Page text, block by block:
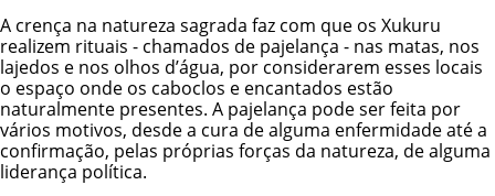
A crença na natureza sagrada faz com que os Xukuru
realizem rituais - chamados de pajelança - nas matas, nos
lajedos e nos olhos d’água, por considerarem esses locais
o espaço onde os caboclos e encantados estão
naturalmente presentes. A pajelança pode ser feita por
vários motivos, desde a cura de alguma enfermidade até a
confirmação, pelas próprias forças da natureza, de alguma
liderança política.